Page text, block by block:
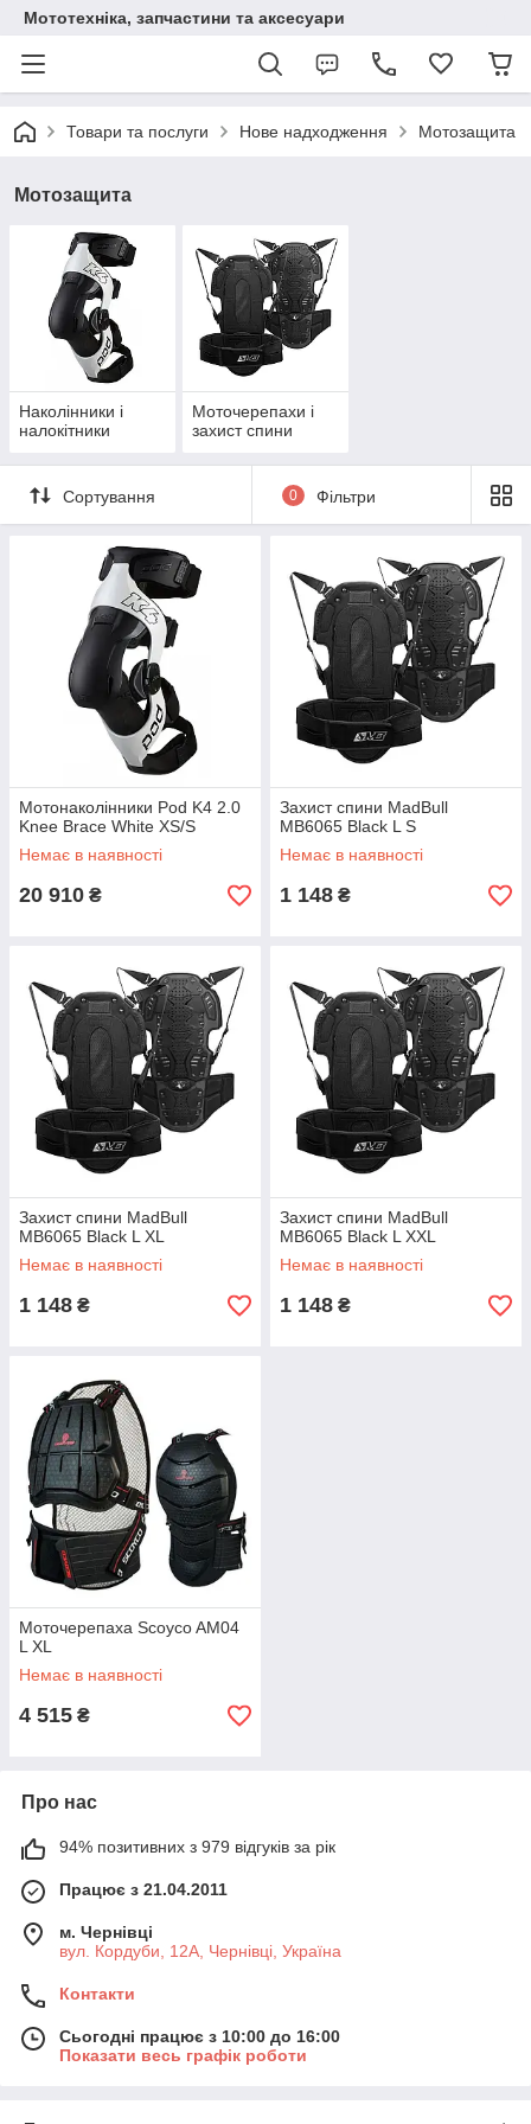
Мототехніка, запчастини та аксесуари
Товари та послуги Нове надходження Мотозащита
Мотозащита
Наколінники і
налокітники
Моточерепахи і
захист спини
Сортування 0 Фільтри
Мотонаколінники Pod K4 2.0
Knee Brace White XS/S
Немає в наявності
20 910 ₴
Захист спини MadBull
MB6065 Black L S
Немає в наявності
1 148 ₴
Захист спини MadBull
MB6065 Black L XL
Немає в наявності
1 148 ₴
Захист спини MadBull
MB6065 Black L XXL
Немає в наявності
1 148 ₴
Моточерепаха Scoyco AM04
L XL
Немає в наявності
4 515 ₴
Про нас
94% позитивних з 979 відгуків за рік
Працює з 21.04.2011
м. Чернівці
вул. Кордуби, 12А, Чернівці, Україна
Контакти
Сьогодні працює з 10:00 до 16:00
Показати весь графік роботи